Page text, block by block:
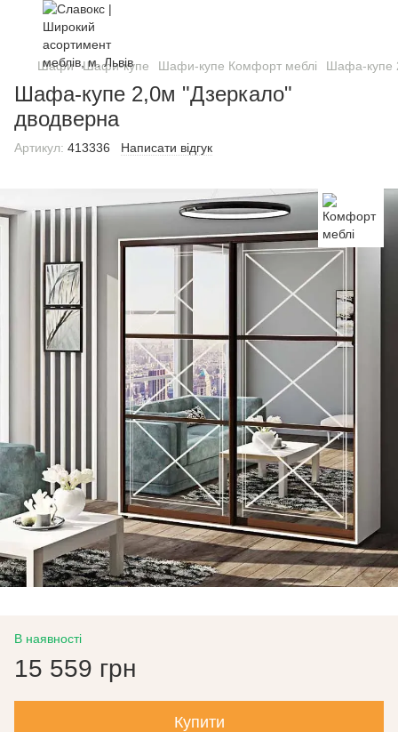
Шафи Шафи-купе Шафи-купе Комфорт меблі Шафа-купе
Шафа-купе 2,0м "Дзеркало"
дводверна
Артикул: 413336 Написати відгук
В наявності
15 559 грн
Купити